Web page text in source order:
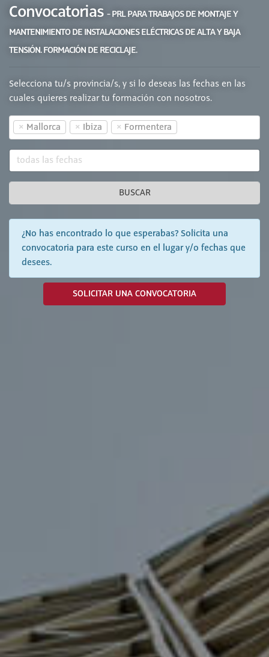
Convocatorias - PRL PARA TRABAJOS DE MONTAJE Y
MANTENIMIENTO DE INSTALACIONES ELÉCTRICAS DE ALTA Y BAJA
TENSIÓN. FORMACIÓN DE RECICLAJE.
Selecciona tu/s provincia/s, y si lo deseas las fechas en las
cuales quieres realizar tu formación con nosotros.
× Mallorca × Ibiza × Formentera
BUSCAR
¿No has encontrado lo que esperabas? Solicita una
convocatoria para este curso en el lugar y/o fechas que
desees.
SOLICITAR UNA CONVOCATORIA